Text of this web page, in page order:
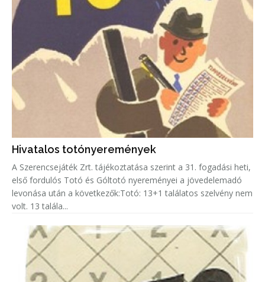
Hivatalos totónyeremények
A Szerencsejáték Zrt. tájékoztatása szerint a 31. fogadási heti,
első fordulós Totó és Góltotó nyereményei a jövedelemadó
levonása után a következők:Totó: 13+1 találatos szelvény nem
volt. 13 talála...